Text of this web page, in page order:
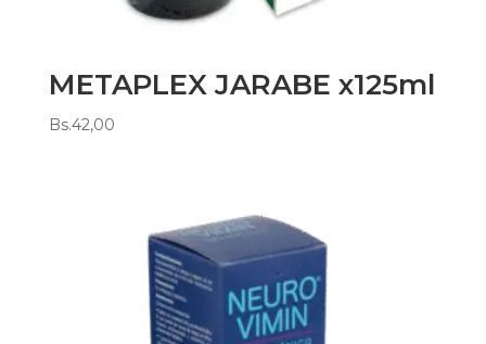
METAPLEX JARABE x125ml
Bs.42,00